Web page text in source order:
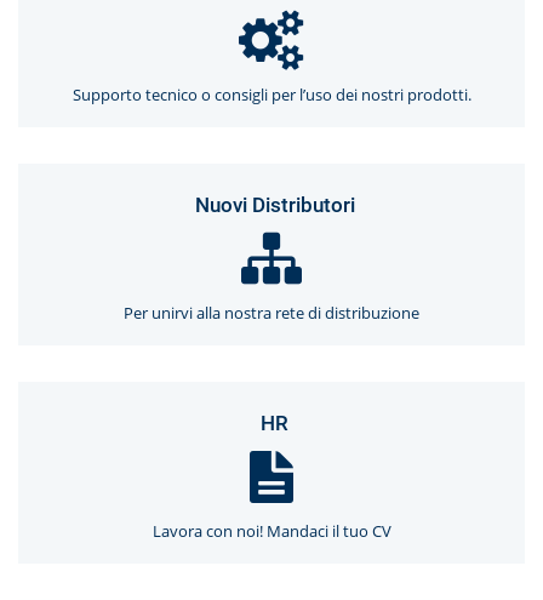
Supporto tecnico o consigli per l’uso dei nostri prodotti.
Nuovi Distributori
Per unirvi alla nostra rete di distribuzione
HR
Lavora con noi! Mandaci il tuo CV